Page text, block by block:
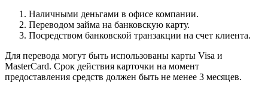
Наличными деньгами в офисе компании.
Переводом займа на банковскую карту.
Посредством банковской транзакции на счет клиента.
Для перевода могут быть использованы карты Visa и
MasterCard. Срок действия карточки на момент
предоставления средств должен быть не менее 3 месяцев.